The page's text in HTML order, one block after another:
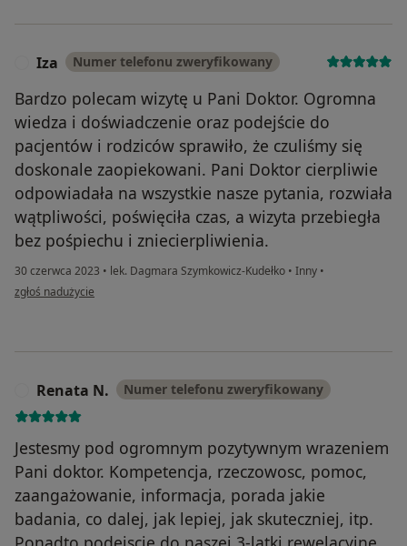
Iza Numer telefonu zweryfikowany
Bardzo polecam wizytę u Pani Doktor. Ogromna
wiedza i doświadczenie oraz podejście do
pacjentów i rodziców sprawiło, że czuliśmy się
doskonale zaopiekowani. Pani Doktor cierpliwie
odpowiadała na wszystkie nasze pytania, rozwiała
wątpliwości, poświęciła czas, a wizyta przebiegła
bez pośpiechu i zniecierpliwienia.
30 czerwca 2023 • lek. Dagmara Szymkowicz-Kudełko • Inny •
w opinii użytkownika Iza
zgłoś nadużycie
Renata N. Numer telefonu zweryfikowany
Jestesmy pod ogromnym pozytywnym wrazeniem
Pani doktor. Kompetencja, rzeczowosc, pomoc,
zaangażowanie, informacja, porada jakie
badania, co dalej, jak lepiej, jak skuteczniej, itp.